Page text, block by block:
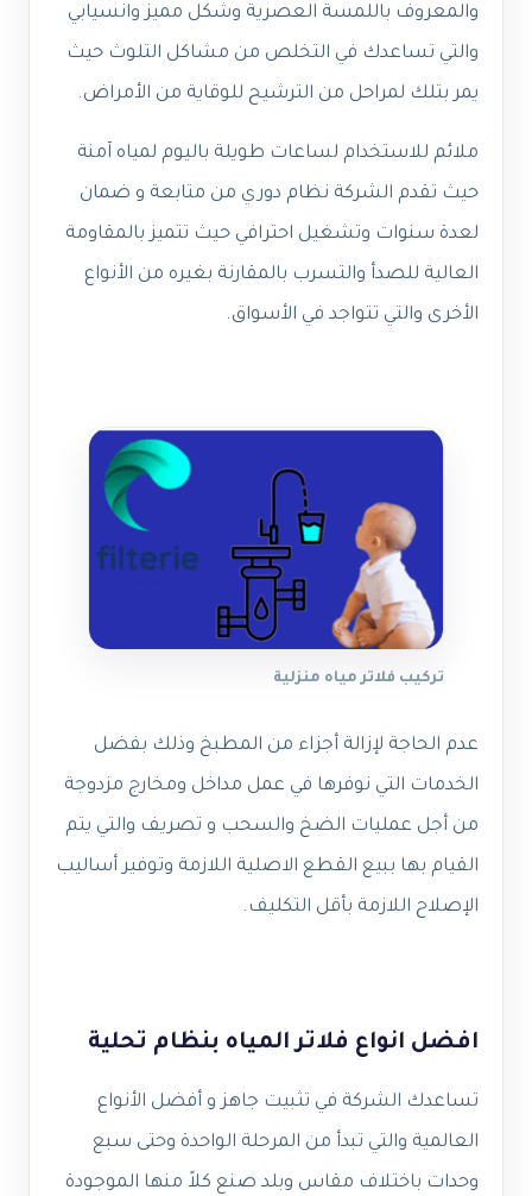
والمعروف باللمسة العصرية وشكل مميز وانسيابي
والتي تساعدك في التخلص من مشاكل التلوث حيث
يمر بتلك لمراحل من الترشيح للوقاية من الأمراض.
ملائم للاستخدام لساعات طويلة باليوم لمياه آمنة
حيث تقدم الشركة نظام دوري من متابعة و ضمان
لعدة سنوات وتشغيل احترافي حيث تتميز بالمقاومة
العالية للصدأ والتسرب بالمقارنة بغيره من الأنواع
الأخرى والتي تتواجد في الأسواق.
تركيب فلاتر مياه منزلية
عدم الحاجة لإزالة أجزاء من المطبخ وذلك بفضل
الخدمات التي نوفرها في عمل مداخل ومخارج مزدوجة
من أجل عمليات الضخ والسحب و تصريف والتي يتم
القيام بها ببيع القطع الاصلية اللازمة وتوفير أساليب
الإصلاح اللازمة بأقل التكليف.
افضل انواع فلاتر المياه بنظام تحلية
تساعدك الشركة في تثبيت جاهز و أفضل الأنواع
العالمية والتي تبدأ من المرحلة الواحدة وحتى سبع
وحدات باختلاف مقاس وبلد صنع كلاً منها الموجودة